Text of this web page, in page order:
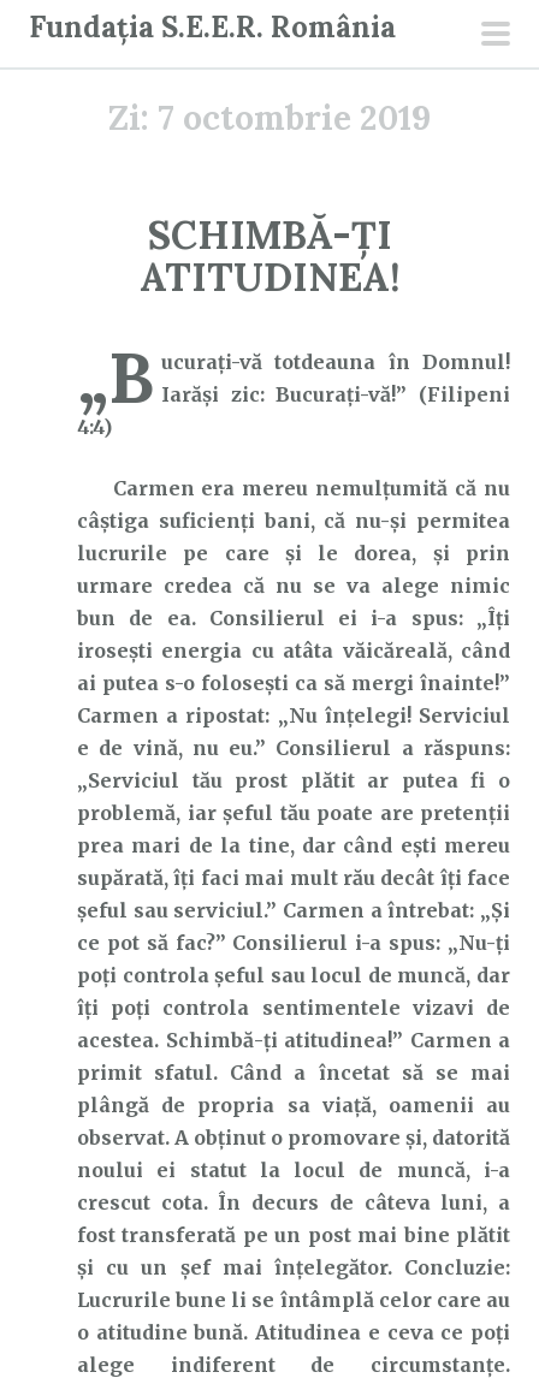
Fundația S.E.E.R. România
Zi: 7 octombrie 2019
SCHIMBĂ-ȚI
ATITUDINEA!
„B ucurați-vă totdeauna în Domnul!
Iarăși zic: Bucurați-vă!” (Filipeni
4:4)
Carmen era mereu nemulțumită că nu
câștiga suficienți bani, că nu-și permitea
lucrurile pe care și le dorea, și prin
urmare credea că nu se va alege nimic
bun de ea. Consilierul ei i-a spus: „Îți
irosești energia cu atâta văicăreală, când
ai putea s-o folosești ca să mergi înainte!”
Carmen a ripostat: „Nu înțelegi! Serviciul
e de vină, nu eu.” Consilierul a răspuns:
„Serviciul tău prost plătit ar putea fi o
problemă, iar șeful tău poate are pretenții
prea mari de la tine, dar când ești mereu
supărată, îți faci mai mult rău decât îți face
șeful sau serviciul.” Carmen a întrebat: „Și
ce pot să fac?” Consilierul i-a spus: „Nu-ți
poți controla șeful sau locul de muncă, dar
îți poți controla sentimentele vizavi de
acestea. Schimbă-ți atitudinea!” Carmen a
primit sfatul. Când a încetat să se mai
plângă de propria sa viață, oamenii au
observat. A obținut o promovare și, datorită
noului ei statut la locul de muncă, i-a
crescut cota. În decurs de câteva luni, a
fost transferată pe un post mai bine plătit
și cu un șef mai înțelegător. Concluzie:
Lucrurile bune li se întâmplă celor care au
o atitudine bună. Atitudinea e ceva ce poți
alege indiferent de circumstanțe.